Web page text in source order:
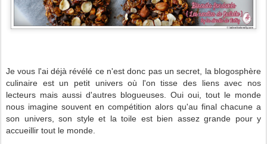
Je vous l'ai déjà révélé ce n'est donc pas un secret, la blogosphère
culinaire est un petit univers où l'on tisse des liens avec nos
lecteurs mais aussi d'autres blogueuses. Oui oui, tout le monde
nous imagine souvent en compétition alors qu'au final chacune a
son univers, son style et la toile est bien assez grande pour y
accueillir tout le monde.